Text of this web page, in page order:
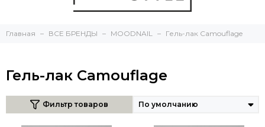
Главная ВСЕ БРЕНДЫ MOODNAIL Гель-лак Camouflage
Гель-лак Camouflage
Фильтр товаров